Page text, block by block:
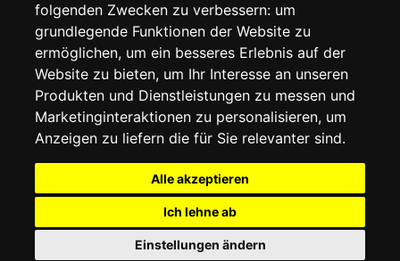
folgenden Zwecken zu verbessern: um
grundlegende Funktionen der Website zu
ermöglichen, um ein besseres Erlebnis auf der
Website zu bieten, um Ihr Interesse an unseren
Produkten und Dienstleistungen zu messen und
Marketinginteraktionen zu personalisieren, um
Anzeigen zu liefern die für Sie relevanter sind.
Alle akzeptieren
Ich lehne ab
Einstellungen ändern
MEIN KONTO
BESTELLVERLAUF
ADRESSBUCH
WUNSCHLISTE
SOCIAL
© 2026www.luxlet.com